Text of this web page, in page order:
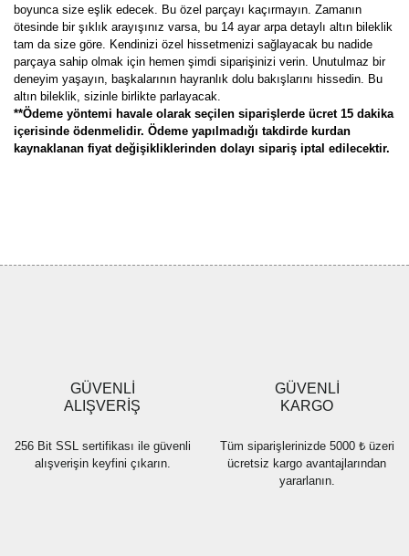
boyunca size eşlik edecek. Bu özel parçayı kaçırmayın. Zamanın
ötesinde bir şıklık arayışınız varsa, bu 14 ayar arpa detaylı altın bileklik
tam da size göre. Kendinizi özel hissetmenizi sağlayacak bu nadide
parçaya sahip olmak için hemen şimdi siparişinizi verin. Unutulmaz bir
deneyim yaşayın, başkalarının hayranlık dolu bakışlarını hissedin. Bu
altın bileklik, sizinle birlikte parlayacak.
**Ödeme yöntemi havale olarak seçilen siparişlerde ücret 15 dakika
içerisinde ödenmelidir. Ödeme yapılmadığı takdirde kurdan
kaynaklanan fiyat değişikliklerinden dolayı sipariş iptal edilecektir.
Ürün fiyatı diğer sitelerden daha pahalı.
Bu ürüne benzer farklı alternatifler olmalı.
GÜVENLİ
ALIŞVERİŞ
256 Bit SSL sertifikası ile güvenli
alışverişin keyfini çıkarın.
GÜVENLİ
KARGO
Tüm siparişlerinizde 5000 ₺ üzeri
ücretsiz kargo avantajlarından
yararlanın.